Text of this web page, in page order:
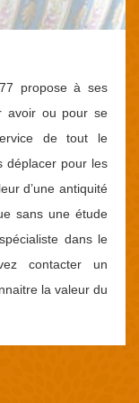
propose à ses
avoir ou pour se
de tout le
déplacer pour les
d’une antiquité
sans une étude
dans le
contacter un
la valeur du